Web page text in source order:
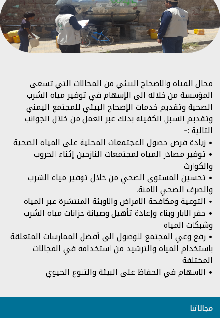
مجال المياه والاصحاح البيئي من المجالات التي تسعى
المؤسسة من خلاله الى الإسهام في توفير مياه الشرب
الصحية وتقديم خدمات الإصحاح البيئي للمجتمع اليمني
وتقديم السبل الكفيلة بذلك عبر العمل من خلال الجوانب
التالية :-
• زيادة فرص حصول المجتمعات المحلية على المياه الصحية
• توفير مصادر المياه لمجتمعات النازحين إثناء الحروب
والكوارث
• تحسين المستوى الصحي من خلال توفير مياه الشرب
والصرف الصحي الامنة.
• التوعية ومكافحة الامراض والاوبئة المنتشرة عبر المياه
• حفر الابار وبناء وإعادة تأهيل وصيانة خزانات مياه الشرب
وشبكات المياه
• رفع وعي المجتمع للوصول الى أفضل الممارسات المتعلقة
باستخدام المياه والترشيد من استخدامه في المجالات
المختلفة
• الاسهام في الحفاظ على البيئة والتنوع الحيوي
مجالاتنا